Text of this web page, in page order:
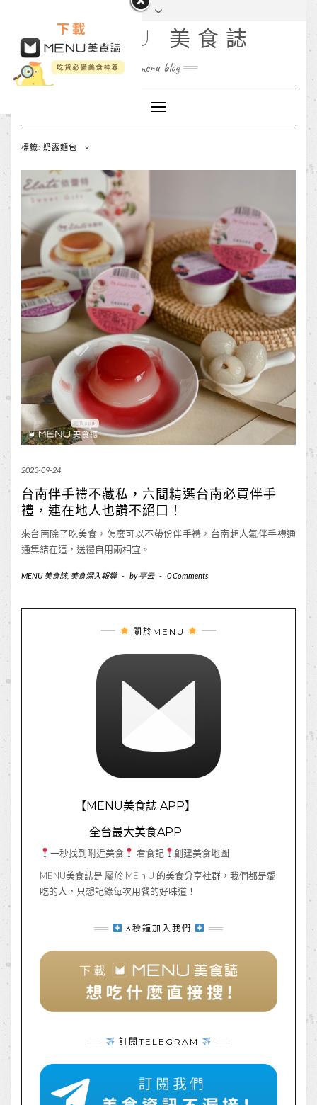
MENU 美食誌
menu blog
Toggle
Navigation
標籤: 奶露麵包
2023-09-24
台南伴手禮不藏私，六間精選台南必買伴手
禮，連在地人也讚不絕口！
來台南除了吃美食，怎麼可以不帶份伴手禮，台南超人氣伴手禮通
通集結在這，送禮自用兩相宜。
MENU 美食誌, 美食深入報導 - by亭云 - 0 Comments
關於MENU
【MENU美食誌 APP】
全台最大美食APP
一秒找到附近美食 看食記
創建美食地圖
MENU美食誌是 屬於 ME n U 的美食分享社群，我們都是愛
吃的人，只想記錄每次用餐的好味道！
3秒鐘加入我們
訂閱TELEGRAM